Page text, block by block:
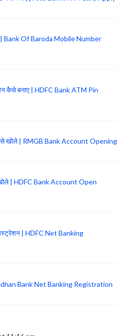
| Bank Of Baroda Mobile Number
कैसे बनाए | HDFC Bank ATM Pin
खोले | RMGB Bank Account Opening
| HDFC Bank Account Open
| HDFC Net Banking
Bank Net Banking Registration